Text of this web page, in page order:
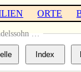
ORTE
…